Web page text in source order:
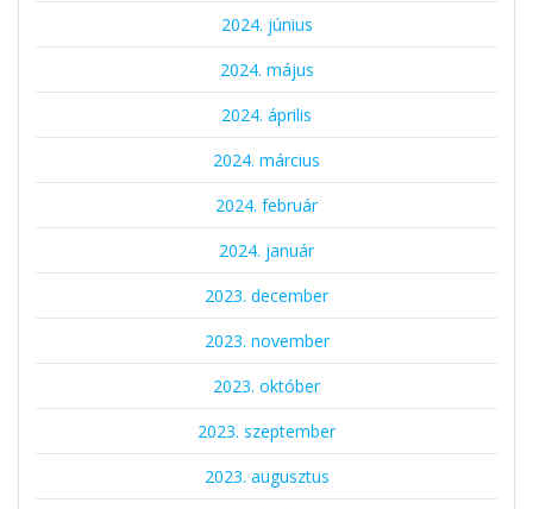
2024. június
2024. május
2024. április
2024. március
2024. február
2024. január
2023. december
2023. november
2023. október
2023. szeptember
2023. augusztus